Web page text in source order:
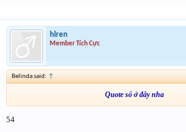
hlren
Member Tích Cực
Belinda said: ↑
Quote số ở đây nha
54